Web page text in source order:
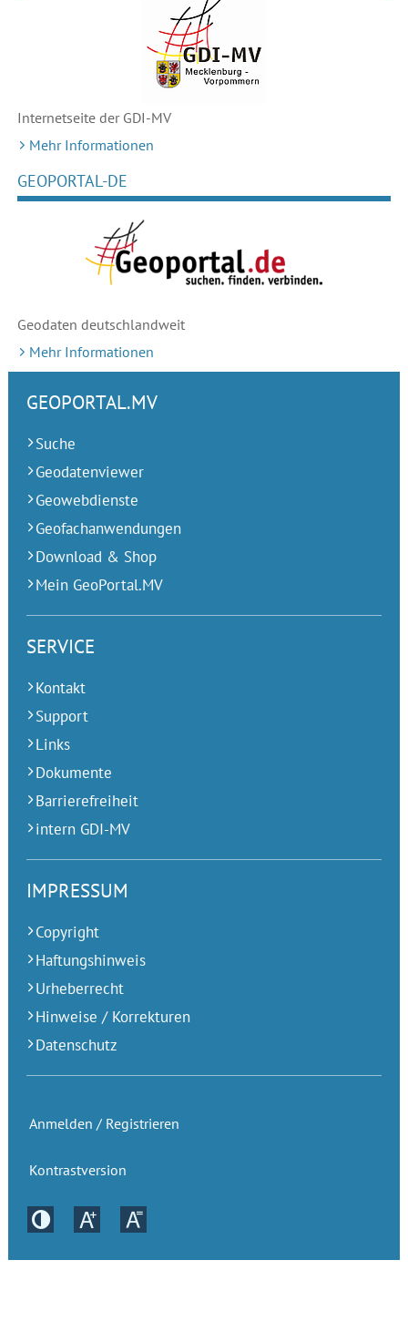
Internetseite der GDI-MV
Mehr Informationen
GEOPORTAL-DE
Geodaten deutschlandweit
Mehr Informationen
GEOPORTAL.MV
Suche
Geodatenviewer
Geowebdienste
Geofachanwendungen
Download & Shop
Mein GeoPortal.MV
SERVICE
Kontakt
Support
Links
Dokumente
Barrierefreiheit
intern GDI-MV
IMPRESSUM
Copyright
Haftungshinweis
Urheberrecht
Hinweise / Korrekturen
Datenschutz
Anmelden / Registrieren
Kontrastversion
Kontrastversion